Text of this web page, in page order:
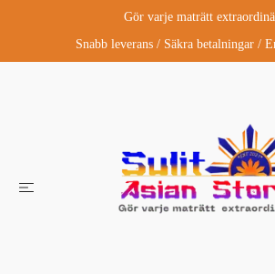
Gör varje maträtt
Snabb leverans / Säkra betalningar /